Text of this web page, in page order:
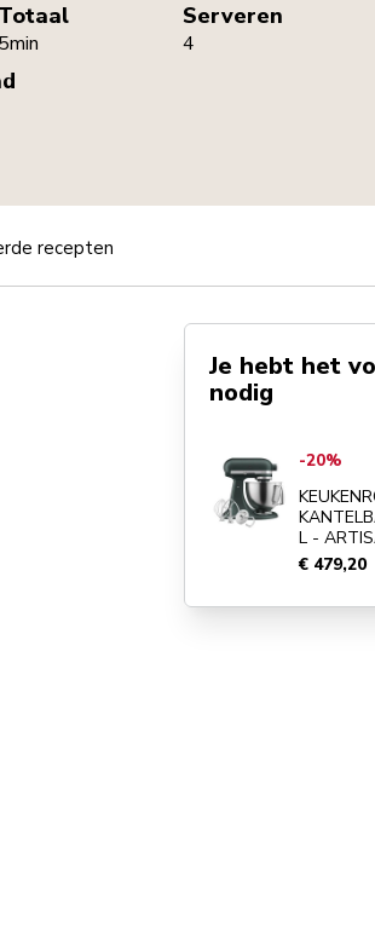
Totaal
5min
Serveren
4
recepten
Je hebt het
nodig
Go toKEUKENROBOT
-20%
L -
€ 479,20